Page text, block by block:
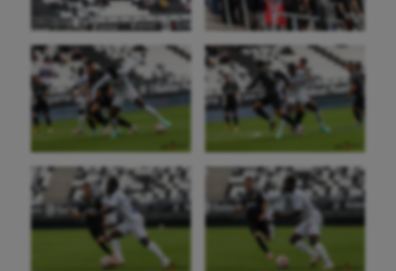
Outdoor
Paddle
Parkour
Patinage artistique
Pétanque
Plongée
Randonnée / Marche